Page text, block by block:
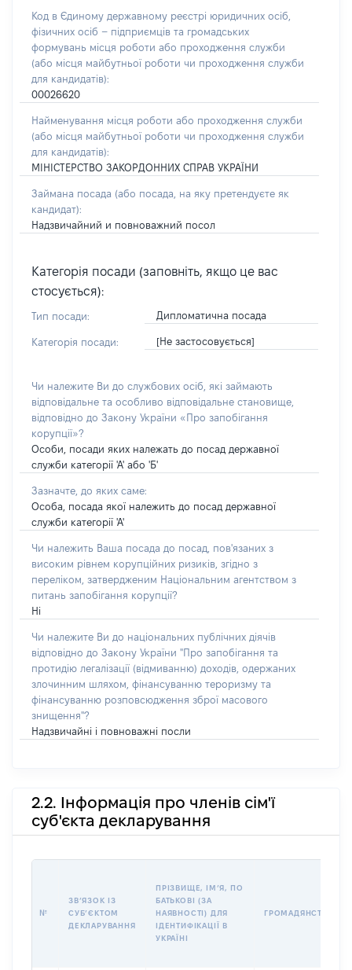
Код в Єдиному державному реєстрі юридичних осіб,
фізичних осіб – підприємців та громадських
формувань місця роботи або проходження служби
(або місця майбутньої роботи чи проходження служби
для кандидатів):
00026620
Найменування місця роботи або проходження служби
(або місця майбутньої роботи чи проходження служби
для кандидатів):
МІНІСТЕРСТВО ЗАКОРДОННИХ СПРАВ УКРАЇНИ
Займана посада (або посада, на яку претендуєте як
кандидат):
Надзвичайний и повноважний посол
Категорія посади (заповніть, якщо це вас
стосується):
Тип посади: Дипломатична посада
Категорія посади: [Не застосовується]
Чи належите Ви до службових осіб, які займають
відповідальне та особливо відповідальне становище,
відповідно до Закону України «Про запобігання
корупції»?
Особи, посади яких належать до посад державної
служби категорії 'А' або 'Б'
Зазначте, до яких саме:
Особа, посада якої належить до посад державної
служби категорії 'А'
Чи належить Ваша посада до посад, пов'язаних з
високим рівнем корупційних ризиків, згідно з
переліком, затвердженим Національним агентством з
питань запобігання корупції?
Ні
Чи належите Ви до національних публічних діячів
відповідно до Закону України "Про запобігання та
протидію легалізації (відмиванню) доходів, одержаних
злочинним шляхом, фінансуванню тероризму та
фінансуванню розповсюдження зброї масового
знищення"?
Надзвичайні і повноважні посли
2.2. Інформація про членів сім'ї
суб'єкта декларування
№
ЗВʼЯЗОК ІЗ
СУБʼЄКТОМ
ДЕКЛАРУВАННЯ
ПРІЗВИЩЕ, ІМʼЯ, ПО
БАТЬКОВІ (ЗА
НАЯВНОСТІ) ДЛЯ
ІДЕНТИФІКАЦІЇ В
УКРАЇНІ
ГРОМАДЯНСТВО